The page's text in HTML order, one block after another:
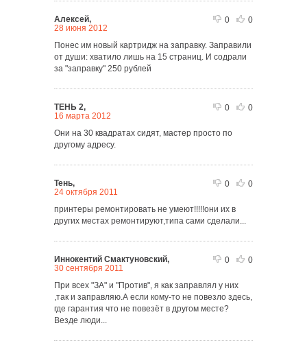
0 0
Алексей,
28 июня 2012
Понес им новый картридж на заправку. Заправили
от души: хватило лишь на 15 страниц. И содрали
за "заправку" 250 рублей
0 0
ТЕНЬ 2,
16 марта 2012
Они на 30 квадратах сидят, мастер просто по
другому адресу.
0 0
Тень,
24 октября 2011
принтеры ремонтировать не умеют!!!!!они их в
других местах ремонтируют,типа сами сделали...
0 0
Иннокентий Смактуновский,
30 сентября 2011
При всех "ЗА" и "Против", я как заправлял у них
,так и заправляю.А если кому-то не повезло здесь,
где гарантия что не повезёт в другом месте?
Везде люди...